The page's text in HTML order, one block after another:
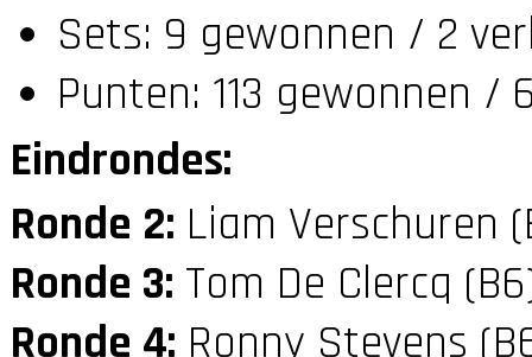
Sets: 9 gewonnen / 2
Punten: 113 gewonnen /
Eindrondes:
Ronde 2: Liam Verschuren
Ronde 3: Tom De Clercq
Ronde 4: Ronny Stevens